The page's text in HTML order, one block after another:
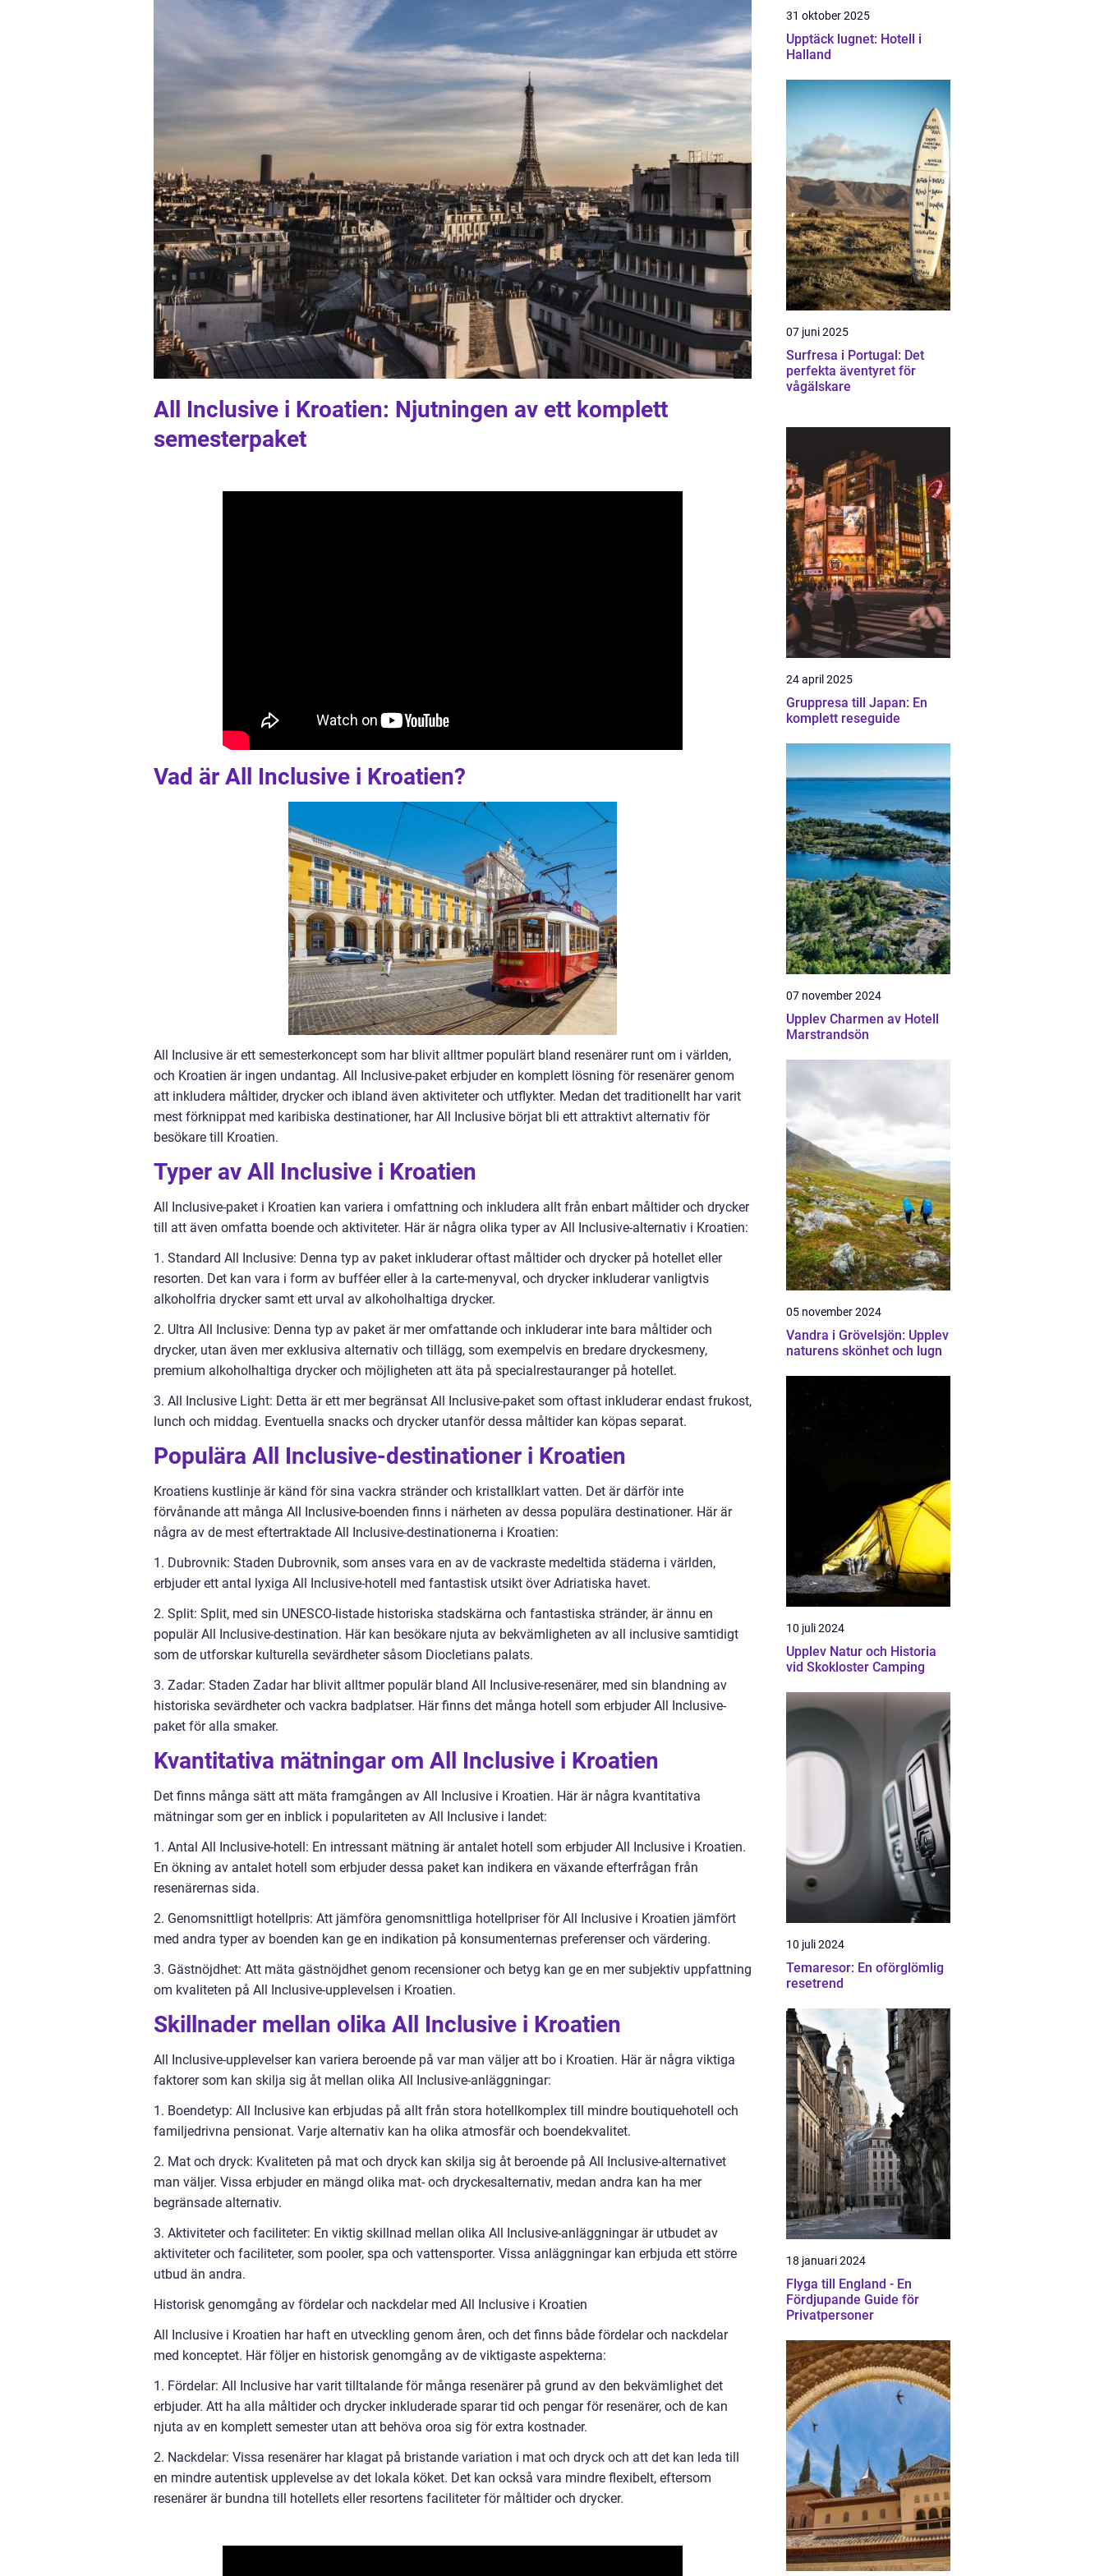
All Inclusive i Kroatien: Njutningen av ett komplett
semesterpaket
Vad är All Inclusive i Kroatien?
All Inclusive är ett semesterkoncept som har blivit alltmer populärt bland resenärer runt om i världen,
och Kroatien är ingen undantag. All Inclusive-paket erbjuder en komplett lösning för resenärer genom
att inkludera måltider, drycker och ibland även aktiviteter och utflykter. Medan det traditionellt har varit
mest förknippat med karibiska destinationer, har All Inclusive börjat bli ett attraktivt alternativ för
besökare till Kroatien.
Typer av All Inclusive i Kroatien
All Inclusive-paket i Kroatien kan variera i omfattning och inkludera allt från enbart måltider och drycker
till att även omfatta boende och aktiviteter. Här är några olika typer av All Inclusive-alternativ i Kroatien:
1. Standard All Inclusive: Denna typ av paket inkluderar oftast måltider och drycker på hotellet eller
resorten. Det kan vara i form av bufféer eller à la carte-menyval, och drycker inkluderar vanligtvis
alkoholfria drycker samt ett urval av alkoholhaltiga drycker.
2. Ultra All Inclusive: Denna typ av paket är mer omfattande och inkluderar inte bara måltider och
drycker, utan även mer exklusiva alternativ och tillägg, som exempelvis en bredare dryckesmeny,
premium alkoholhaltiga drycker och möjligheten att äta på specialrestauranger på hotellet.
3. All Inclusive Light: Detta är ett mer begränsat All Inclusive-paket som oftast inkluderar endast frukost,
lunch och middag. Eventuella snacks och drycker utanför dessa måltider kan köpas separat.
Populära All Inclusive-destinationer i Kroatien
Kroatiens kustlinje är känd för sina vackra stränder och kristallklart vatten. Det är därför inte
förvånande att många All Inclusive-boenden finns i närheten av dessa populära destinationer. Här är
några av de mest eftertraktade All Inclusive-destinationerna i Kroatien:
1. Dubrovnik: Staden Dubrovnik, som anses vara en av de vackraste medeltida städerna i världen,
erbjuder ett antal lyxiga All Inclusive-hotell med fantastisk utsikt över Adriatiska havet.
2. Split: Split, med sin UNESCO-listade historiska stadskärna och fantastiska stränder, är ännu en
populär All Inclusive-destination. Här kan besökare njuta av bekvämligheten av all inclusive samtidigt
som de utforskar kulturella sevärdheter såsom Diocletians palats.
3. Zadar: Staden Zadar har blivit alltmer populär bland All Inclusive-resenärer, med sin blandning av
historiska sevärdheter och vackra badplatser. Här finns det många hotell som erbjuder All Inclusive-
paket för alla smaker.
Kvantitativa mätningar om All Inclusive i Kroatien
Det finns många sätt att mäta framgången av All Inclusive i Kroatien. Här är några kvantitativa
mätningar som ger en inblick i populariteten av All Inclusive i landet:
1. Antal All Inclusive-hotell: En intressant mätning är antalet hotell som erbjuder All Inclusive i Kroatien.
En ökning av antalet hotell som erbjuder dessa paket kan indikera en växande efterfrågan från
resenärernas sida.
2. Genomsnittligt hotellpris: Att jämföra genomsnittliga hotellpriser för All Inclusive i Kroatien jämfört
med andra typer av boenden kan ge en indikation på konsumenternas preferenser och värdering.
3. Gästnöjdhet: Att mäta gästnöjdhet genom recensioner och betyg kan ge en mer subjektiv uppfattning
om kvaliteten på All Inclusive-upplevelsen i Kroatien.
Skillnader mellan olika All Inclusive i Kroatien
All Inclusive-upplevelser kan variera beroende på var man väljer att bo i Kroatien. Här är några viktiga
faktorer som kan skilja sig åt mellan olika All Inclusive-anläggningar:
1. Boendetyp: All Inclusive kan erbjudas på allt från stora hotellkomplex till mindre boutiquehotell och
familjedrivna pensionat. Varje alternativ kan ha olika atmosfär och boendekvalitet.
2. Mat och dryck: Kvaliteten på mat och dryck kan skilja sig åt beroende på All Inclusive-alternativet
man väljer. Vissa erbjuder en mängd olika mat- och dryckesalternativ, medan andra kan ha mer
begränsade alternativ.
3. Aktiviteter och faciliteter: En viktig skillnad mellan olika All Inclusive-anläggningar är utbudet av
aktiviteter och faciliteter, som pooler, spa och vattensporter. Vissa anläggningar kan erbjuda ett större
utbud än andra.
Historisk genomgång av fördelar och nackdelar med All Inclusive i Kroatien
All Inclusive i Kroatien har haft en utveckling genom åren, och det finns både fördelar och nackdelar
med konceptet. Här följer en historisk genomgång av de viktigaste aspekterna:
1. Fördelar: All Inclusive har varit tilltalande för många resenärer på grund av den bekvämlighet det
erbjuder. Att ha alla måltider och drycker inkluderade sparar tid och pengar för resenärer, och de kan
njuta av en komplett semester utan att behöva oroa sig för extra kostnader.
2. Nackdelar: Vissa resenärer har klagat på bristande variation i mat och dryck och att det kan leda till
en mindre autentisk upplevelse av det lokala köket. Det kan också vara mindre flexibelt, eftersom
resenärer är bundna till hotellets eller resortens faciliteter för måltider och drycker.
31 oktober 2025
Upptäck lugnet: Hotell i
Halland
07 juni 2025
Surfresa i Portugal: Det
perfekta äventyret för
vågälskare
24 april 2025
Gruppresa till Japan: En
komplett reseguide
07 november 2024
Upplev Charmen av Hotell
Marstrandsön
05 november 2024
Vandra i Grövelsjön: Upplev
naturens skönhet och lugn
10 juli 2024
Upplev Natur och Historia
vid Skokloster Camping
10 juli 2024
Temaresor: En oförglömlig
resetrend
18 januari 2024
Flyga till England - En
Fördjupande Guide för
Privatpersoner